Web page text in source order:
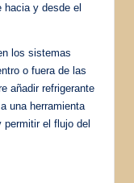
hacia y desde el
los sistemas
o fuera de las
añadir refrigerante
una herramienta
el flujo del